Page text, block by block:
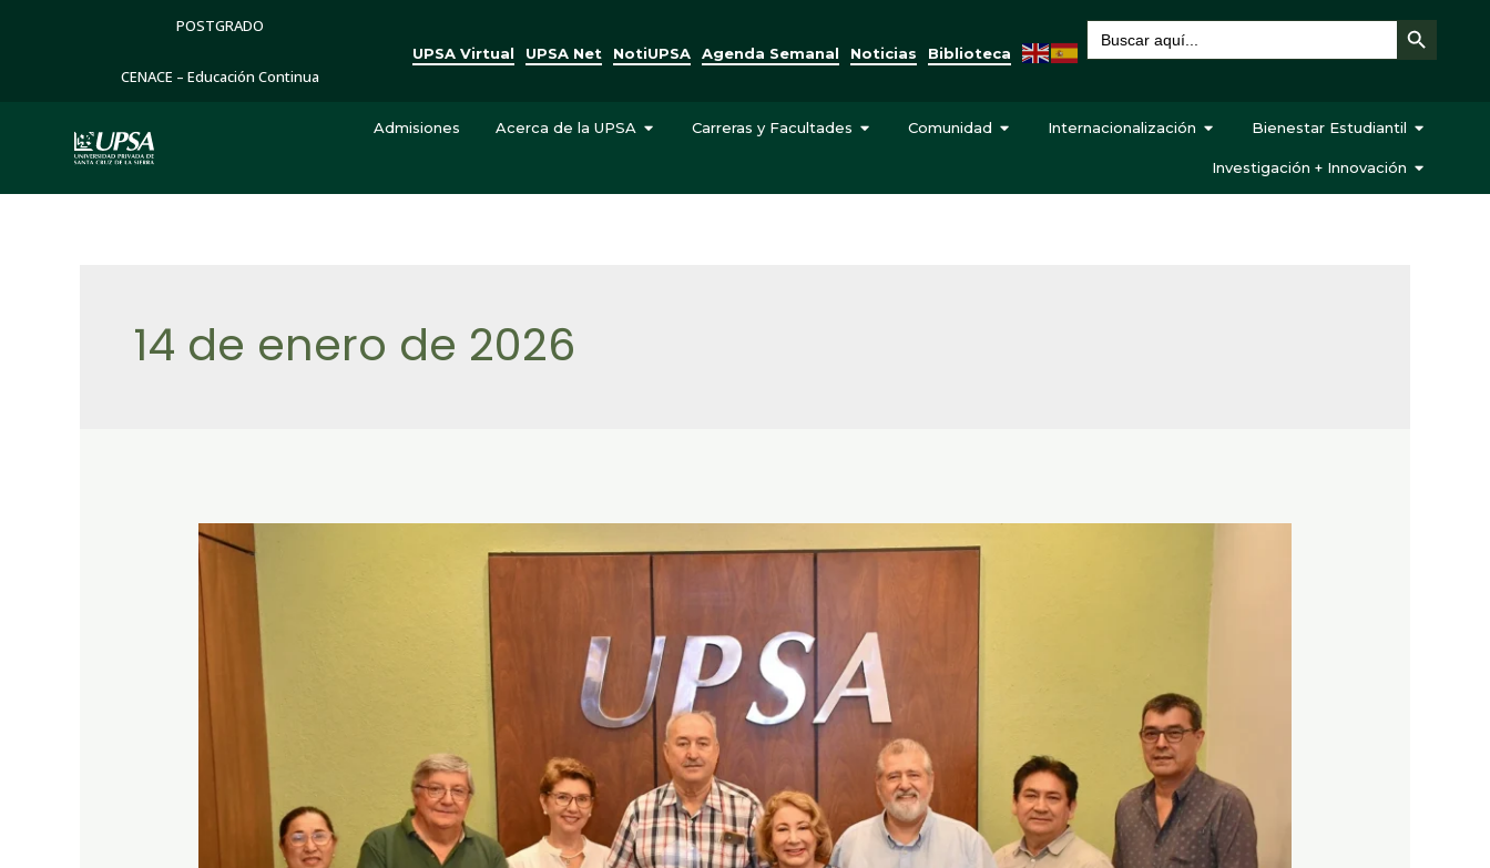
POSTGRADO
CENACE – Educación Continua
UPSA Virtual UPSA Net NotiUPSA Agenda Semanal Noticias Biblioteca
Buscar: Botón de búsqueda
Admisiones Acerca de la UPSA Carreras y Facultades Comunidad Internacionalización Bienestar Estudiantil
Investigación + Innovación
14 de enero de 2026